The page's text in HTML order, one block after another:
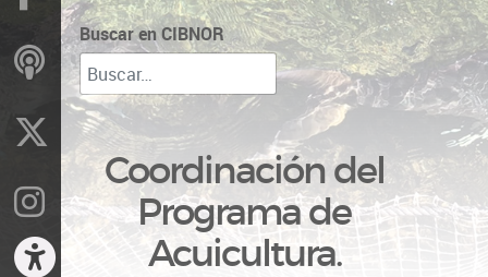
Buscar en CIBNOR
Coordinación del
Programa de
Acuicultura.
ivoox
Instragram